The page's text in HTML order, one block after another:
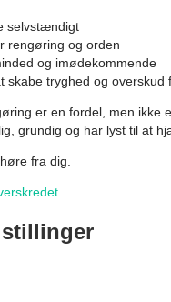
selvstændigt
rengøring og orden
og imødekommende
skabe tryghed og overskud
er en fordel, men ikke
grundig og har lyst til at
fra dig.